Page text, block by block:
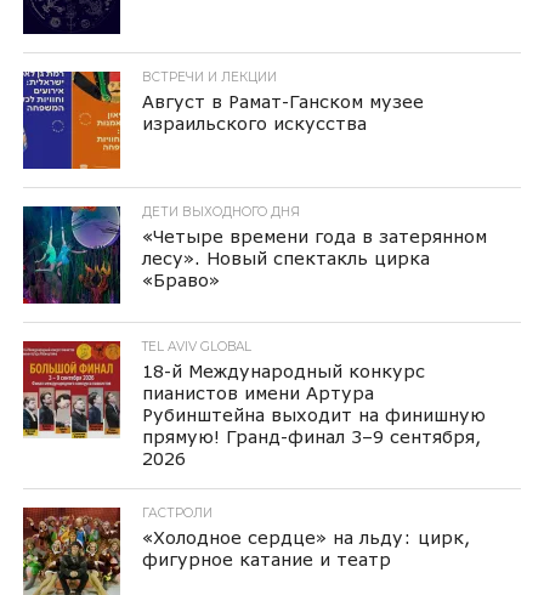
ВСТРЕЧИ И ЛЕКЦИИ
Август в Рамат-Ганском музее
израильского искусства
ДЕТИ ВЫХОДНОГО ДНЯ
«Четыре времени года в затерянном
лесу». Новый спектакль цирка
«Браво»
TEL AVIV GLOBAL
18-й Международный конкурс
пианистов имени Артура
Рубинштейна выходит на финишную
прямую! Гранд-финал 3–9 сентября,
2026
ГАСТРОЛИ
«Холодное сердце» на льду: цирк,
фигурное катание и театр